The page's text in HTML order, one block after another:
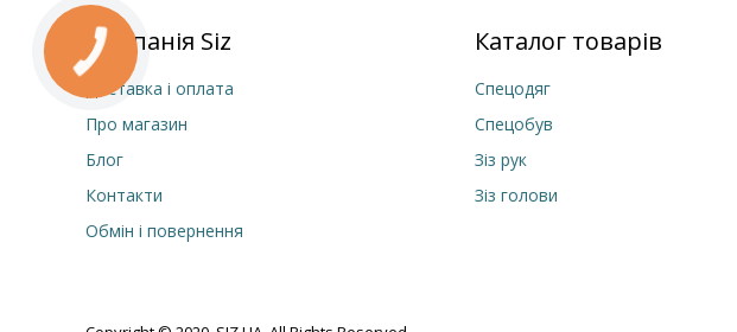
Компанія Siz
Доставка і оплата
Про магазин
Блог
Контакти
Обмін і повернення
Каталог товарів
Спецодяг
Спецобув
Зіз рук
Зіз голови